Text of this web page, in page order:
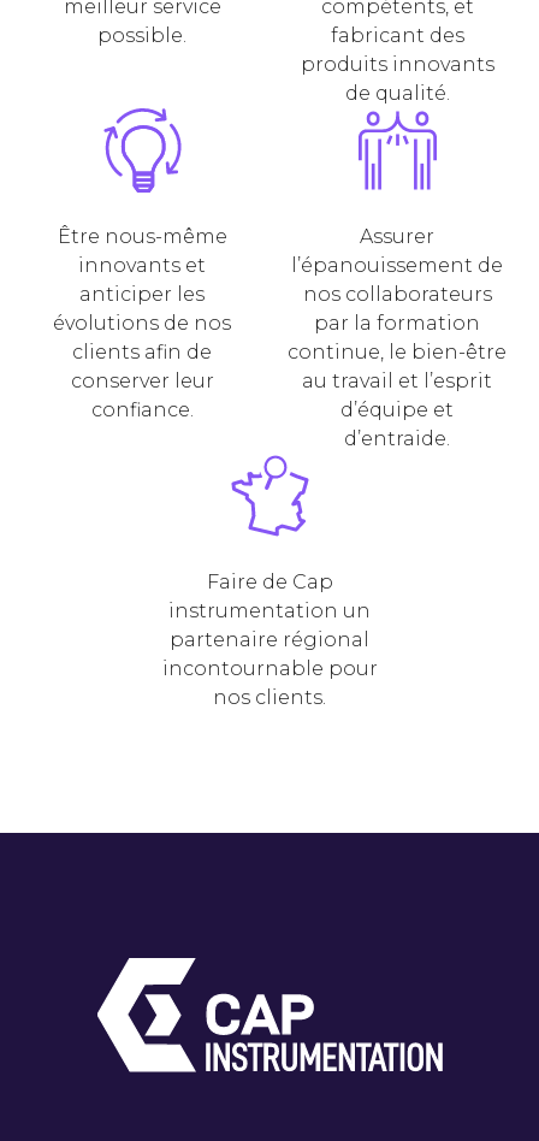
meilleur service
possible.
compétents, et
fabricant des
produits innovants
de qualité.
Être nous-même
innovants et
anticiper les
évolutions de nos
clients afin de
conserver leur
confiance.
Assurer
l’épanouissement de
nos collaborateurs
par la formation
continue, le bien-être
au travail et l’esprit
d’équipe et
d’entraide.
Faire de Cap
instrumentation un
partenaire régional
incontournable pour
nos clients.